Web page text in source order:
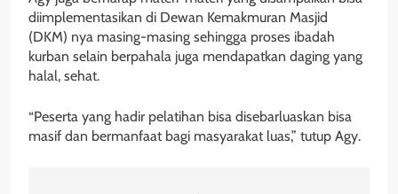
diimplementasikan di Dewan Kemakmuran Masjid
(DKM) nya masing-masing sehingga proses ibadah
kurban selain berpahala juga mendapatkan daging yang
halal, sehat.
“Peserta yang hadir pelatihan bisa disebarluaskan bisa
masif dan bermanfaat bagi masyarakat luas,” tutup Agy.